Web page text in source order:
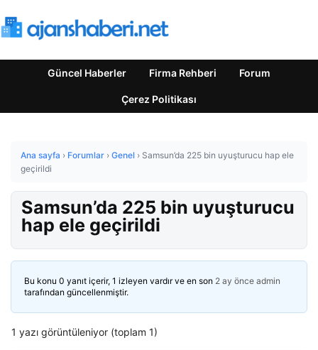
Güncel Haberler Firma Rehberi Forum
Çerez Politikası
Ana sayfa › Forumlar › Genel › Samsun’da 225 bin uyuşturucu hap ele
geçirildi
Samsun’da 225 bin uyuşturucu
hap ele geçirildi
Bu konu 0 yanıt içerir, 1 izleyen vardır ve en son 2 ay önce admin
tarafından güncellenmiştir.
1 yazı görüntüleniyor (toplam 1)